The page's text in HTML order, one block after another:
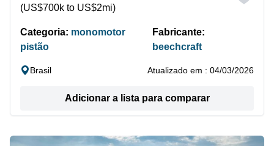
(US$700k to US$2mi)
Categoria: monomotor
pistão
Fabricante:
beechcraft
Brasil Atualizado em : 04/03/2026
Adicionar a lista para comparar